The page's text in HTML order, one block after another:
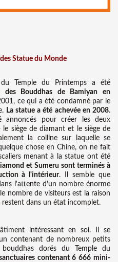
Statue du Monde
Temple du Printemps a été
des Bouddhas de Bamiyan en
ce qui a été condamné par le
La statue a été achevée en 2008.
annoncés pour créer les deux
siège de diamant et le siège de
la colline sur laquelle se
chose en Chine, on ne fait
menant à la statue ont été
et Sumeru sont terminés à
à l'intérieur. Il semble que
l'attente d'un nombre énorme
nombre de visiteurs est la raison
dans un état incomplet.
intéressant en soi. Il se
contenant de nombreux petits
dorés du Temple du
contenant 6 666 mini-